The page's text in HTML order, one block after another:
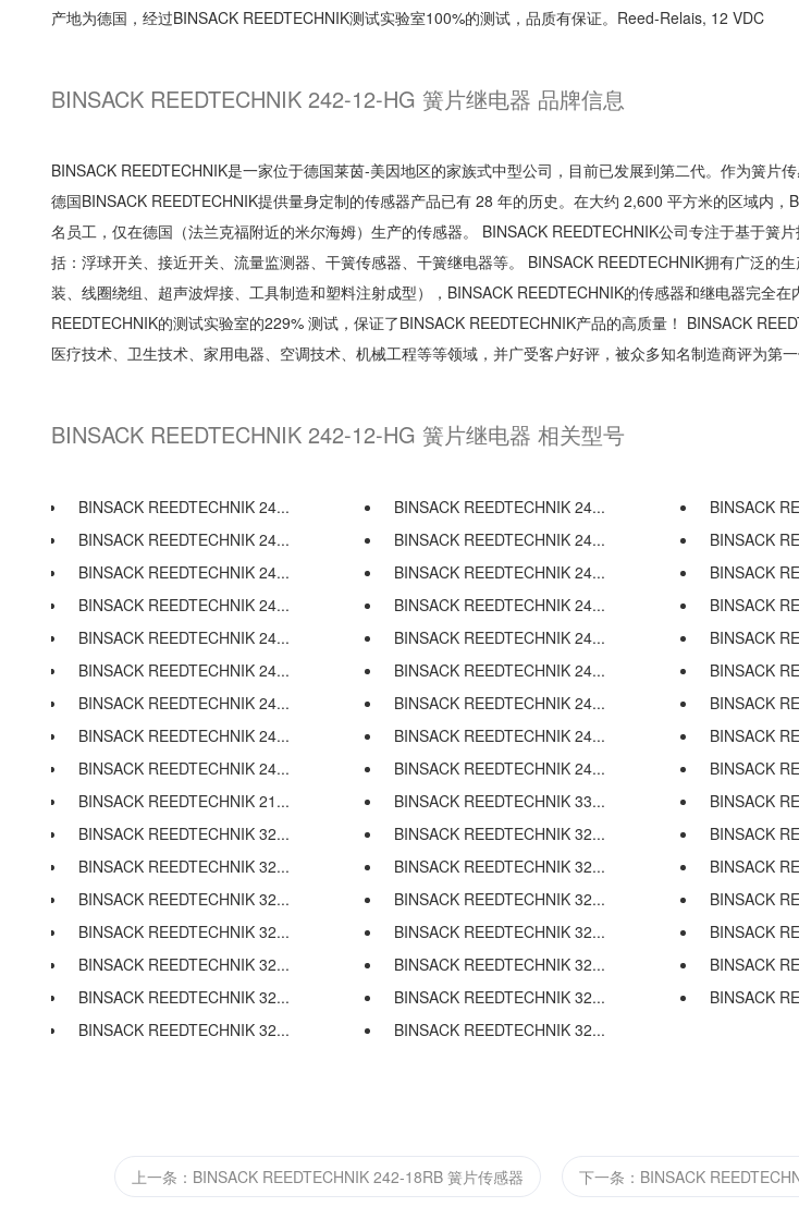
产地为德国，经过BINSACK REEDTECHNIK测试实验室100%的测试，品质有保证。Reed-Relais, 12 VDC
BINSACK REEDTECHNIK 242-12-HG 簧片继电器 品牌信息
BINSACK REEDTECHNIK是一家位于德国莱茵-美因地区的家族式中型公司，目前已发展到第二代。作为簧片
德国BINSACK REEDTECHNIK提供量身定制的传感器产品已有 28 年的历史。在大约 2,600 平方米的区域内，
名员工，仅在德国（法兰克福附近的米尔海姆）生产的传感器。 BINSACK REEDTECHNIK公司专注于基于簧
括：浮球开关、接近开关、流量监测器、干簧传感器、干簧继电器等。 BINSACK REEDTECHNIK拥有广泛的
装、线圈绕组、超声波焊接、工具制造和塑料注射成型），BINSACK REEDTECHNIK的传感器和继电器完全
REEDTECHNIK的测试实验室的229% 测试，保证了BINSACK REEDTECHNIK产品的高质量！ BINSACK
医疗技术、卫生技术、家用电器、空调技术、机械工程等等领域，并广受客户好评，被众多知名制造商评为第一
BINSACK REEDTECHNIK 242-12-HG 簧片继电器 相关型号
BINSACK REEDTECHNIK 24... BINSACK REEDTECHNIK 24...
BINSACK
BINSACK REEDTECHNIK 24...
BINSACK REEDTECHNIK 24...
BINSACK
BINSACK REEDTECHNIK 24...
BINSACK REEDTECHNIK 24...
BINSACK
BINSACK REEDTECHNIK 24...
BINSACK REEDTECHNIK 24...
BINSACK
BINSACK REEDTECHNIK 24...
BINSACK REEDTECHNIK 24...
BINSACK
BINSACK REEDTECHNIK 24...
BINSACK REEDTECHNIK 24...
BINSACK
BINSACK REEDTECHNIK 24...
BINSACK REEDTECHNIK 24...
BINSACK
BINSACK REEDTECHNIK 24...
BINSACK REEDTECHNIK 24...
BINSACK
BINSACK REEDTECHNIK 24...
BINSACK REEDTECHNIK 24...
BINSACK
BINSACK REEDTECHNIK 21...
BINSACK REEDTECHNIK 33...
BINSACK
BINSACK REEDTECHNIK 32...
BINSACK REEDTECHNIK 32...
BINSACK
BINSACK REEDTECHNIK 32...
BINSACK REEDTECHNIK 32...
BINSACK
BINSACK REEDTECHNIK 32...
BINSACK REEDTECHNIK 32...
BINSACK
BINSACK REEDTECHNIK 32...
BINSACK REEDTECHNIK 32...
BINSACK
BINSACK REEDTECHNIK 32...
BINSACK REEDTECHNIK 32...
BINSACK
BINSACK REEDTECHNIK 32...
BINSACK REEDTECHNIK 32...
BINSACK
BINSACK REEDTECHNIK 32...
BINSACK REEDTECHNIK 32...
上一条：BINSACK REEDTECHNIK 242-18RB 簧片传感器 下一条：BINSACK